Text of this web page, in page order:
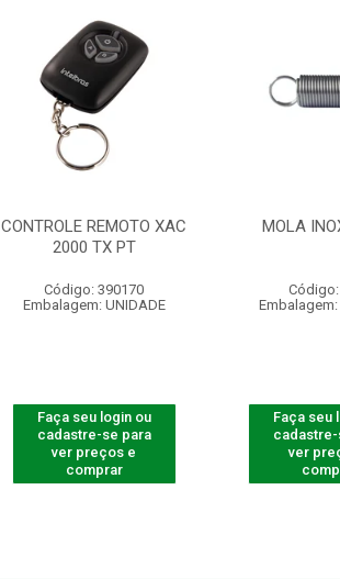
CONTROLE REMOTO XAC
2000 TX PT
Código: 390170
Embalagem: UNIDADE
Faça seu login ou
cadastre-se para
ver preços e
comprar
MOLA
Embalagem:
Faça seu
ver